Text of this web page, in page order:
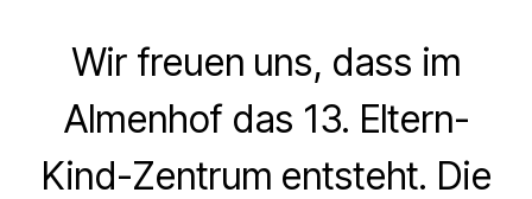
Wir freuen uns, dass im
Almenhof das 13. Eltern-
Kind-Zentrum entsteht. Die